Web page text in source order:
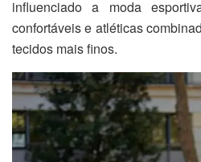
influenciado a moda
confortáveis e atléticas
tecidos mais finos.